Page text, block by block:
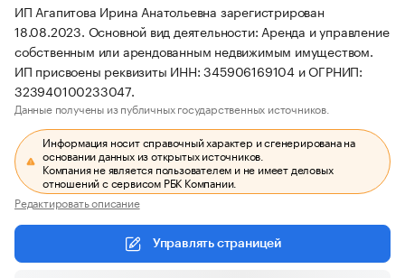
ИП Агапитова Ирина Анатольевна зарегистрирован
18.08.2023. Основной вид деятельности: Аренда и управление
собственным или арендованным недвижимым имуществом.
ИП присвоены реквизиты ИНН: 345906169104 и ОГРНИП:
323940100233047.
Данные получены из публичных государственных источников.
Информация носит справочный характер и сгенерирована на
основании данных из открытых источников.
Компания не является пользователем и не имеет деловых
отношений с сервисом РБК Компании.
Редактировать описание
Управлять страницей